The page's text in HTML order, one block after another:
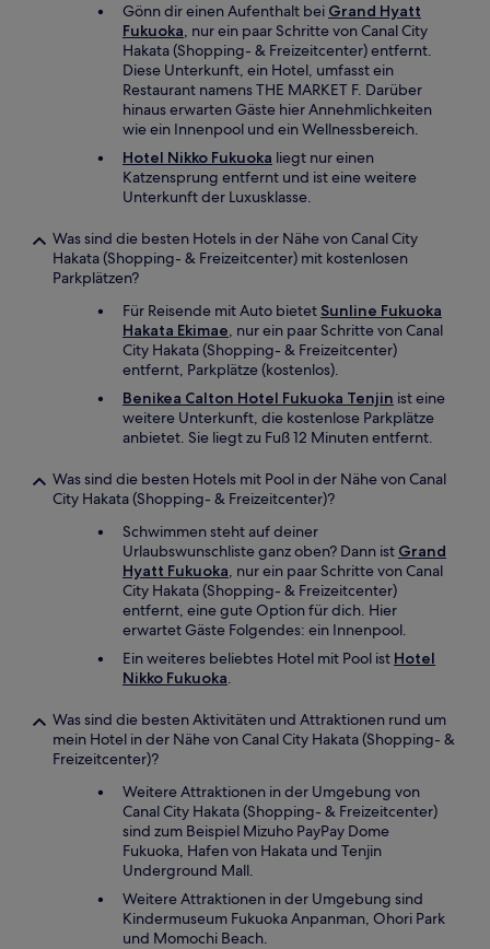
Gönn dir einen Aufenthalt bei Grand Hyatt
Fukuoka, nur ein paar Schritte von Canal City
Hakata (Shopping- & Freizeitcenter) entfernt.
Diese Unterkunft, ein Hotel, umfasst ein
Restaurant namens THE MARKET F. Darüber
hinaus erwarten Gäste hier Annehmlichkeiten
wie ein Innenpool und ein Wellnessbereich.
Hotel Nikko Fukuoka liegt nur einen
Katzensprung entfernt und ist eine weitere
Unterkunft der Luxusklasse.
Was sind die besten Hotels in der Nähe von Canal City
Hakata (Shopping- & Freizeitcenter) mit kostenlosen
Parkplätzen?
Für Reisende mit Auto bietet Sunline Fukuoka
Hakata Ekimae, nur ein paar Schritte von Canal
City Hakata (Shopping- & Freizeitcenter)
entfernt, Parkplätze (kostenlos).
Benikea Calton Hotel Fukuoka Tenjin ist eine
weitere Unterkunft, die kostenlose Parkplätze
anbietet. Sie liegt zu Fuß 12 Minuten entfernt.
Was sind die besten Hotels mit Pool in der Nähe von Canal
City Hakata (Shopping- & Freizeitcenter)?
Schwimmen steht auf deiner
Urlaubswunschliste ganz oben? Dann ist Grand
Hyatt Fukuoka, nur ein paar Schritte von Canal
City Hakata (Shopping- & Freizeitcenter)
entfernt, eine gute Option für dich. Hier
erwartet Gäste Folgendes: ein Innenpool.
Ein weiteres beliebtes Hotel mit Pool ist Hotel
Nikko Fukuoka.
Was sind die besten Aktivitäten und Attraktionen rund um
mein Hotel in der Nähe von Canal City Hakata (Shopping- &
Freizeitcenter)?
Weitere Attraktionen in der Umgebung von
Canal City Hakata (Shopping- & Freizeitcenter)
sind zum Beispiel Mizuho PayPay Dome
Fukuoka, Hafen von Hakata und Tenjin
Underground Mall.
Weitere Attraktionen in der Umgebung sind
Kindermuseum Fukuoka Anpanman, Ohori Park
und Momochi Beach.